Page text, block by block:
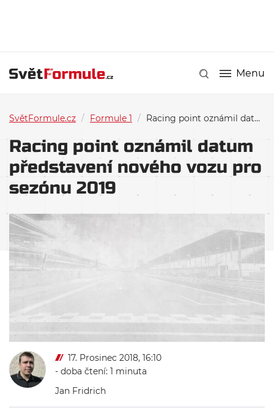
Menu
SvětFormule.cz / Formule 1 / Racing point oznámil datum představení nového vozu pro sezónu 2019
Racing point oznámil datum
představení nového vozu pro
sezónu 2019
17. Prosinec 2018, 16:10
- doba čtení: 1 minuta
Jan Fridrich